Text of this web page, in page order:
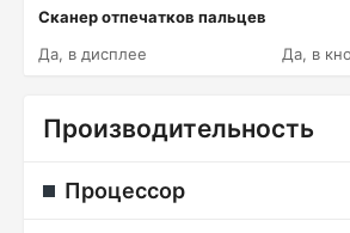
Сканер отпечатков пальцев
Да, в дисплее
Да, в
Производительность
Процессор